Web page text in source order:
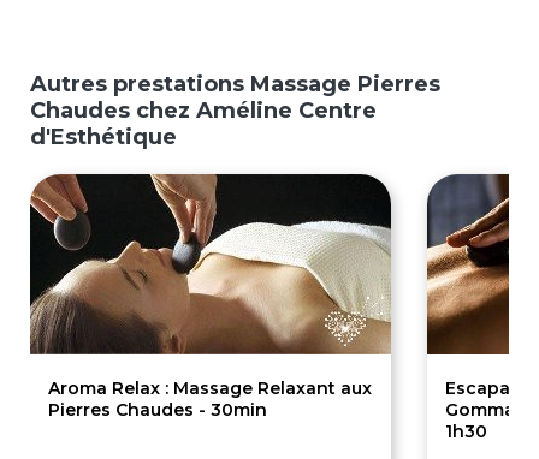
Autres prestations Massage Pierres
Chaudes chez Améline Centre
d'Esthétique
Aroma Relax : Massage Relaxant aux
Pierres Chaudes - 30min
Escapade
1h30